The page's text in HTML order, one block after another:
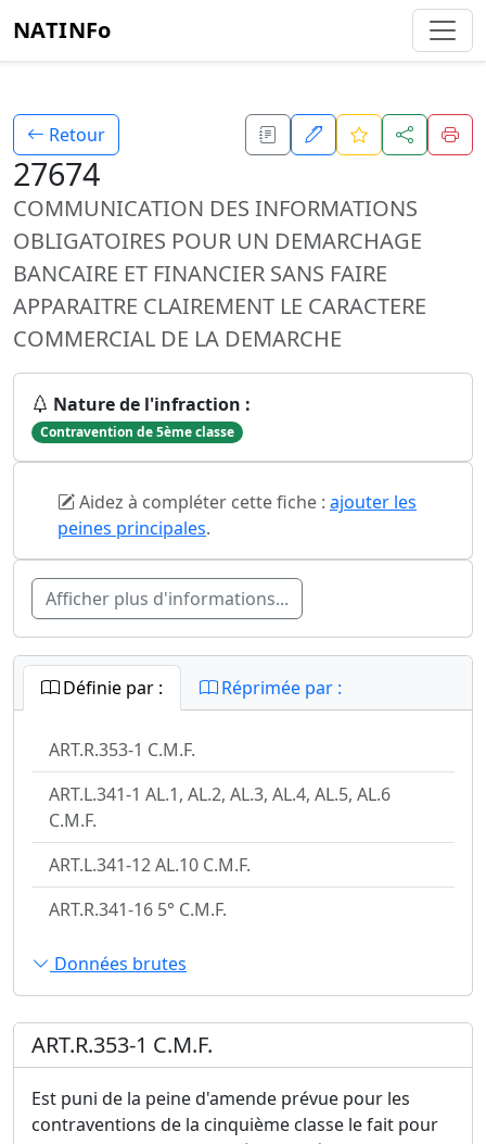
NATINFo
Retour
27674
COMMUNICATION DES INFORMATIONS
OBLIGATOIRES POUR UN DEMARCHAGE
BANCAIRE ET FINANCIER SANS FAIRE
APPARAITRE CLAIREMENT LE CARACTERE
COMMERCIAL DE LA DEMARCHE
Nature de l'infraction :
Contravention de 5ème classe
Aidez à compléter cette fiche : ajouter les
peines principales.
Afficher plus d'informations...
Définie par : Réprimée par :
ART.R.353-1 C.M.F.
ART.L.341-1 AL.1, AL.2, AL.3, AL.4, AL.5, AL.6
C.M.F.
ART.L.341-12 AL.10 C.M.F.
ART.R.341-16 5° C.M.F.
Données brutes
ART.R.353-1 C.M.F.
Est puni de la peine d'amende prévue pour les
contraventions de la cinquième classe le fait pour